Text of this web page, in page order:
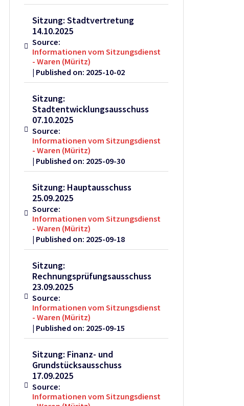
Sitzung: Stadtvertretung
14.10.2025
Source:
Informationen vom Sitzungsdienst
- Waren (Müritz)
Published on: 2025-10-02
Sitzung:
Stadtentwicklungsausschuss
07.10.2025
Source:
Informationen vom Sitzungsdienst
- Waren (Müritz)
Published on: 2025-09-30
Sitzung: Hauptausschuss
25.09.2025
Source:
Informationen vom Sitzungsdienst
- Waren (Müritz)
Published on: 2025-09-18
Sitzung:
Rechnungsprüfungsausschuss
23.09.2025
Source:
Informationen vom Sitzungsdienst
- Waren (Müritz)
Published on: 2025-09-15
Sitzung: Finanz- und
Grundstücksausschuss
17.09.2025
Source:
Informationen vom Sitzungsdienst